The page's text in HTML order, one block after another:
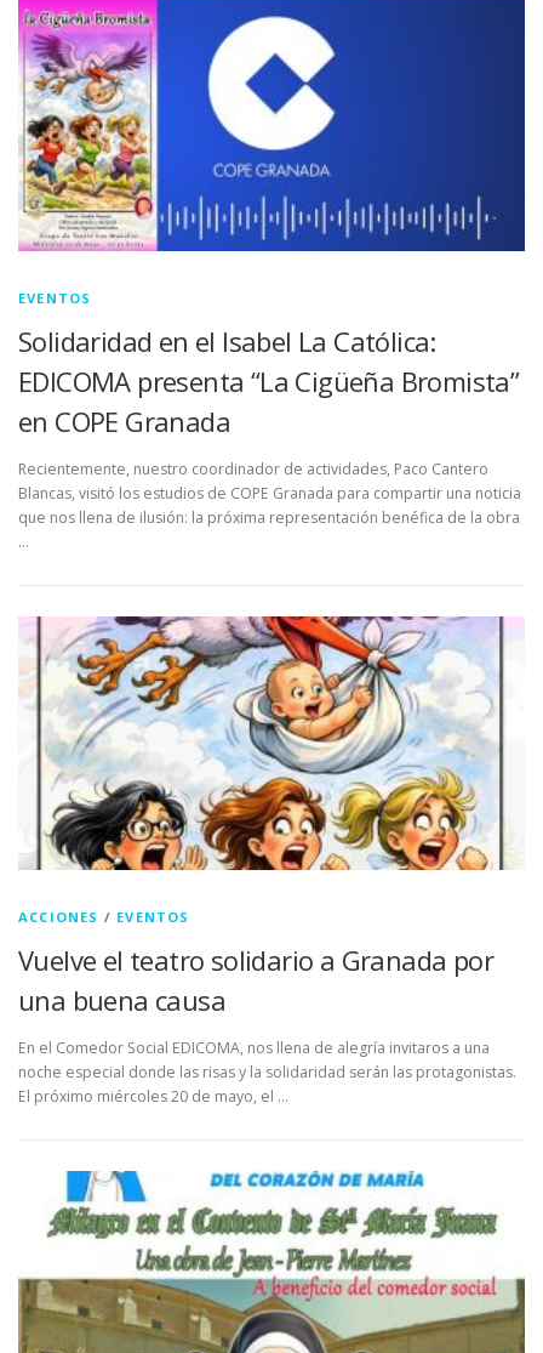
EVENTOS
Solidaridad en el Isabel La Católica:
EDICOMA presenta “La Cigüeña Bromista”
en COPE Granada
Recientemente, nuestro coordinador de actividades, Paco Cantero
Blancas, visitó los estudios de COPE Granada para compartir una noticia
que nos llena de ilusión: la próxima representación benéfica de la obra
…
ACCIONES / EVENTOS
Vuelve el teatro solidario a Granada por
una buena causa
En el Comedor Social EDICOMA, nos llena de alegría invitaros a una
noche especial donde las risas y la solidaridad serán las protagonistas.
El próximo miércoles 20 de mayo, el …